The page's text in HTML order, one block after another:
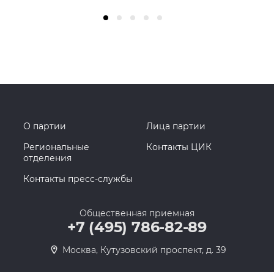
О партии
Лица партии
Региональные
отделения
Контакты ЦИК
Контакты пресс-службы
Общественная приемная
+7 (495) 786-82-89
Москва, Кутузовский проспект, д. 39